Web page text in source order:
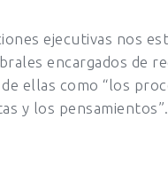
ejecutivas nos
encargados de
ellas como “los
y los